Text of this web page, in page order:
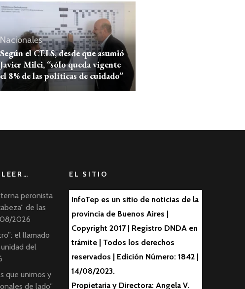
Nacionales
Según el CELS, desde que asumió
Javier Milei, “sólo queda vigente
el 8% de las políticas de cuidado”
peronista
de las
2026
el llamado
del
que unirnos y
de lado”
EL SITIO
InfoTep es un sitio de noticias de la
provincia de Buenos Aires |
Copyright 2017 | Registro DNDA en
trámite | Todos los derechos
reservados | Edición Número: 1842 |
14/08/2023.
Propietaria y Directora: Angela V.